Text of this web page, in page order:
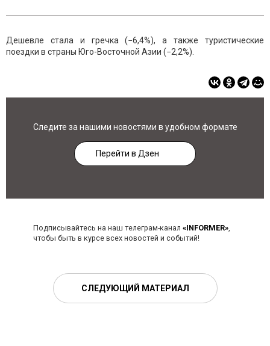
Дешевле стала и гречка (−6,4%), а также туристические
поездки в страны Юго-Восточной Азии (−2,2%).
Следите за нашими новостями в удобном формате
Перейти в Дзен
Подписывайтесь на наш телеграм-канал «INFORMER»,
чтобы быть в курсе всех новостей и событий!
СЛЕДУЮЩИЙ МАТЕРИАЛ